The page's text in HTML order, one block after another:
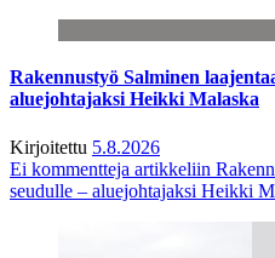
Rakennustyö Salminen
aluejohtajaksi Heikki Malaska
Kirjoitettu 5.8.2026
Ei kommentteja artikkeliin
seudulle – aluejohtajaksi Heikki